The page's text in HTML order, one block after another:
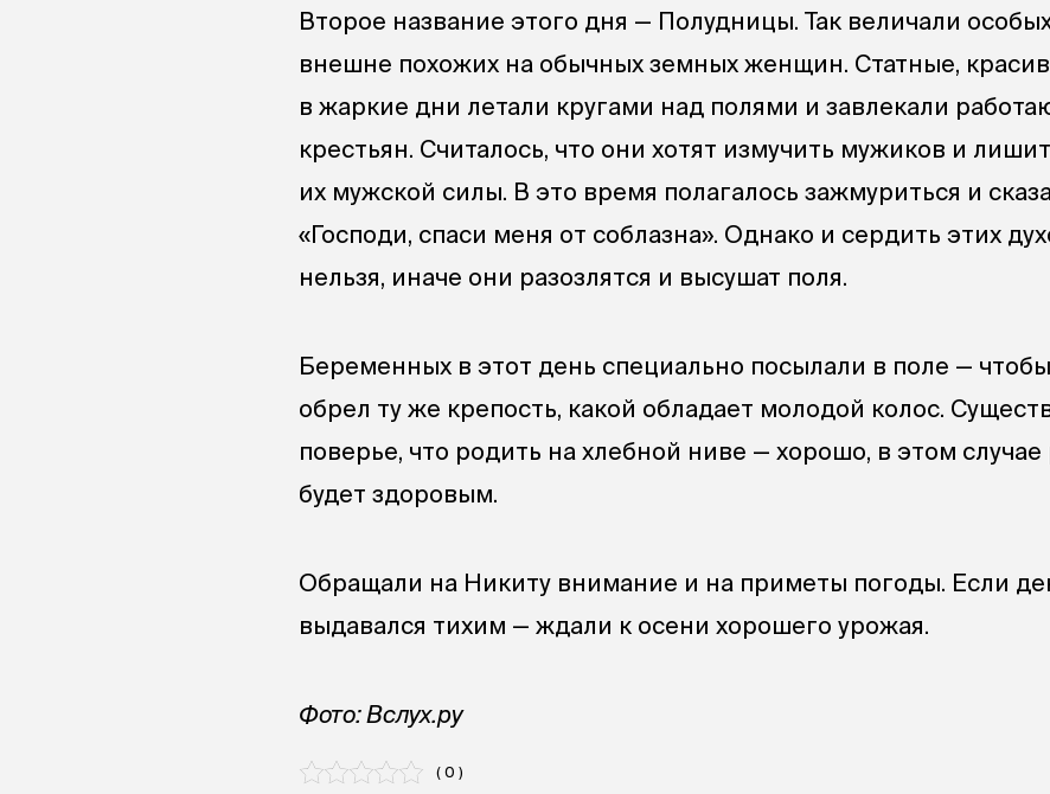
Второе название этого дня — Полудницы. Так величали
внешне похожих на обычных земных женщин. Статные,
в жаркие дни летали кругами над полями и завлекали
крестьян. Считалось, что они хотят измучить мужиков и
их мужской силы. В это время полагалось зажмуриться и
«Господи, спаси меня от соблазна». Однако и сердить этих
нельзя, иначе они разозлятся и высушат поля.
Беременных в этот день специально посылали в поле —
обрел ту же крепость, какой обладает молодой колос.
поверье, что родить на хлебной ниве — хорошо, в этом
будет здоровым.
Обращали на Никиту внимание и на приметы погоды. Если
выдавался тихим — ждали к осени хорошего урожая.
Фото: Вслух.ру
( 0 )